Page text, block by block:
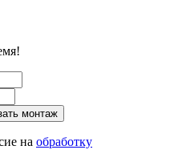
монтаж
на обработку